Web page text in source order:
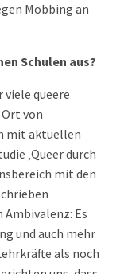
Mobbing an
Schulen aus?
viele queere
von
mit aktuellen
‚Queer durch
mit den
Es
und auch mehr
als noch